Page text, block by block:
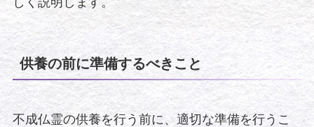
供養の前に準備するべきこと
不成仏霊の供養を行う前に、適切な準備を行うこ